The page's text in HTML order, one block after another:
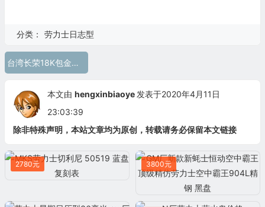
分类： 劳力士日志型
台湾长荣18K包金劳力士
本文由 hengxinbiaoye 发表于2020年4月11日
23:03:39
除非特殊声明，本站文章均为原创，转载请务必保留本文链接
2780元 3800元